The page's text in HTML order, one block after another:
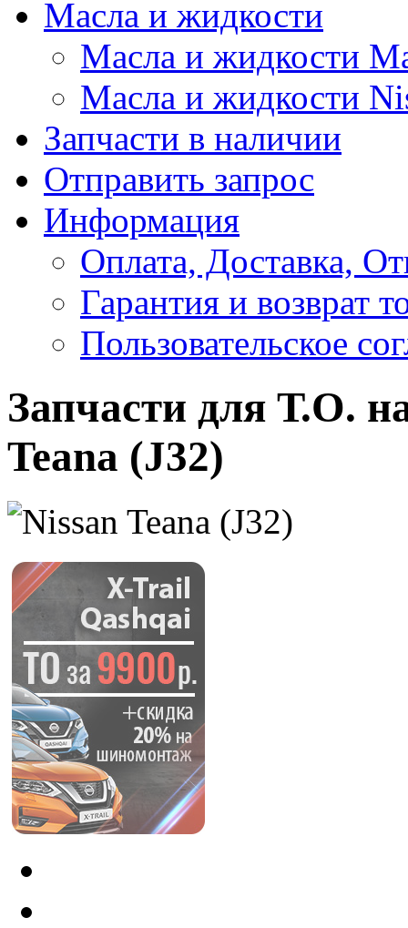
Масла и жидкости
Масла и жидкости
Масла и жидкости
Запчасти в наличии
Отправить запрос
Информация
Оплата, Доставка,
Гарантия и возврат
Пользовательское
Запчасти для Т.О.
Teana (J32)